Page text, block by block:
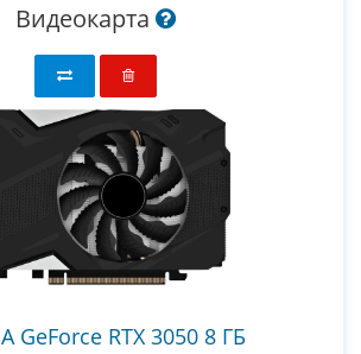
Видеокарта
GeForce RTX 3050 8 ГБ